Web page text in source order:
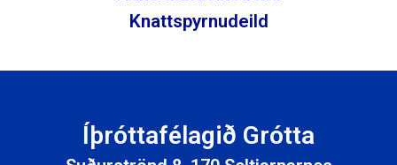
Knattspyrnudeild
Íþróttafélagið Grótta